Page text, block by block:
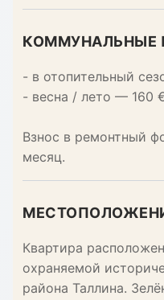
КОММУНАЛЬНЫЕ
- в отопительный
- весна / лето — 160
Взнос в ремонтный
месяц.
Квартира
охраняемой
района Таллина.